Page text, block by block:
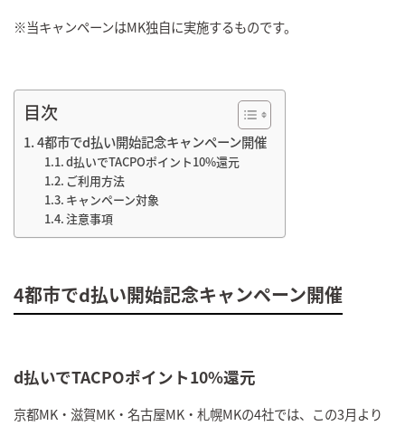
※当キャンペーンはMK独自に実施するものです。
目次
4都市でd払い開始記念キャンペーン開催
d払いでTACPOポイント10%還元
ご利用方法
キャンペーン対象
注意事項
4都市でd払い開始記念キャンペーン開催
d払いでTACPOポイント10%還元
京都MK・滋賀MK・名古屋MK・札幌MKの4社では、この3月より